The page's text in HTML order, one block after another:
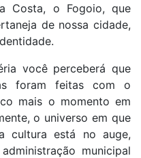
Costa, o Fogoio, que
de nossa cidade,
você perceberá que
foram feitas com o
mais o momento em
o universo em que
cultura está no auge,
municipal